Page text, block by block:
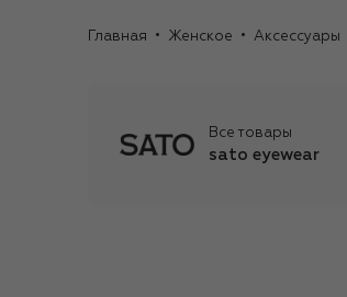
Главная Женское Аксессуары
Все товары
sato eyewear